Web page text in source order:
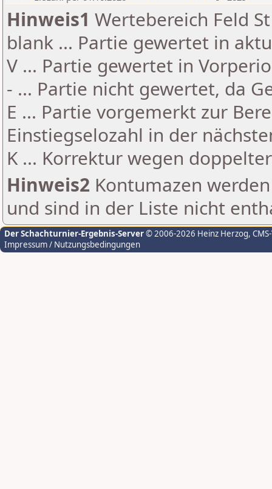
Hinweis1 Wertebereich Feld
blank ... Partie gewertet in
V ... Partie gewertet in
- ... Partie nicht gewertet, da
E ... Partie vorgemerkt zur
Einstiegselozahl in der
K ... Korrektur wegen
Hinweis2 Kontumazen
und sind in der Liste nicht
Der Schachturnier-Ergebnis-Server© 2006-2026 Heinz Herzog,
Impressum / Nutzungsbedingungen